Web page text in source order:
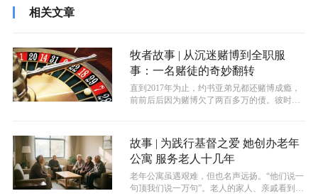
相关文章
牧者故事 | 从沉迷赌博到全职服
事：一名赌徒的奇妙翻转
直到2017年为止，约书亚弟兄都还赌博成瘾，
前前后后因为赌博欠了两百多万的债。彼时的
故事 | 为践行基督之爱 她创办老年
公寓 服务老人十几年
老年公寓虽遇艰难，但也名声远扬。“他们说一
句顶我们说一万句”。老人的家人、亲戚看到老